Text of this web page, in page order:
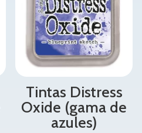
Tintas Distress
Oxide (gama de
azules)